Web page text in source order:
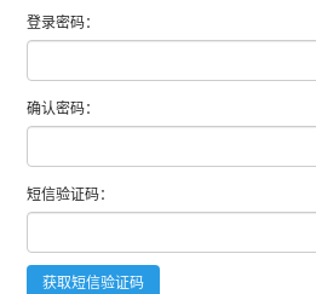
登录密码：
确认密码：
短信验证码：
获取短信验证码